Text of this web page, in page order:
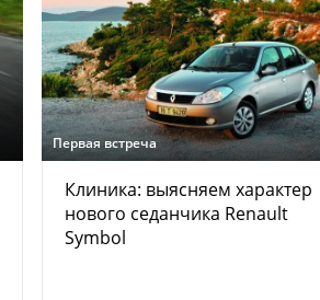
Первая встреча
Клиника: выясняем характер
нового седанчика Renault
Symbol